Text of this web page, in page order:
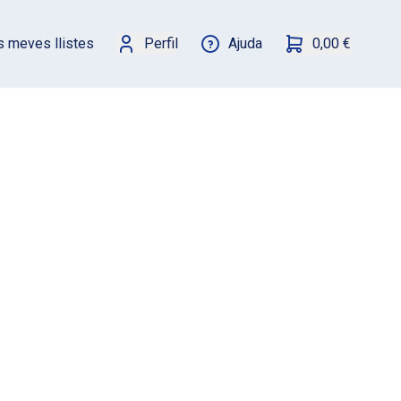
meves llistes Perfil Ajuda 0,00 €